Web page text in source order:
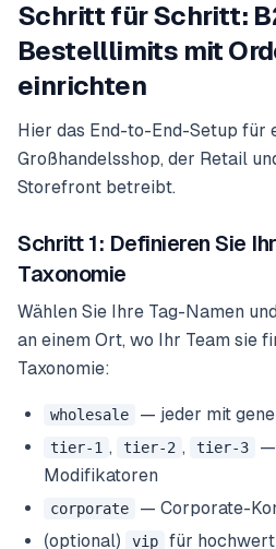
Schritt für Schritt:
Bestelllimits mit
einrichten
Hier das End-to-End-Setup für
Großhandelsshop, der Retail
Storefront betreibt.
Schritt 1: Definieren Sie
Taxonomie
Wählen Sie Ihre Tag-Namen
an einem Ort, wo Ihr Team sie
Taxonomie:
wholesale — jeder mit
tier-1 , tier-2 , tier-3
—
Modifikatoren
corporate
— Corporate-
(optional)
vip für